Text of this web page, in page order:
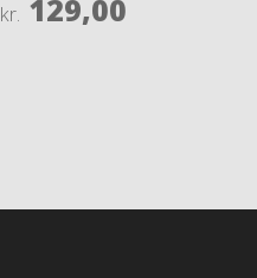
Rated
4.8
kr. 129,00